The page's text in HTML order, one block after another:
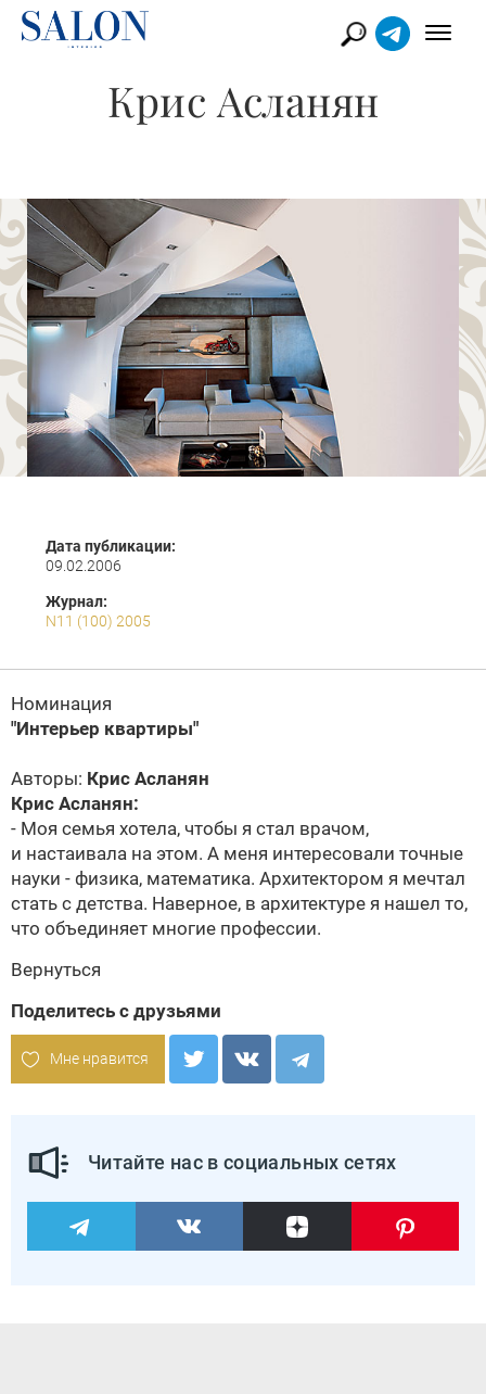
Крис Асланян
Дата публикации:
09.02.2006
Журнал:
N11 (100) 2005
Номинация
"Интерьер квартиры"
Авторы: Крис Асланян
Крис Асланян:
- Моя семья хотела, чтобы я стал врачом,
и настаивала на этом. А меня интересовали точные
науки - физика, математика. Архитектором я мечтал
стать с детства. Наверное, в архитектуре я нашел то,
что объединяет многие профессии.
Вернуться
Поделитесь с друзьями
Мне нравится
Читайте нас в социальных сетях